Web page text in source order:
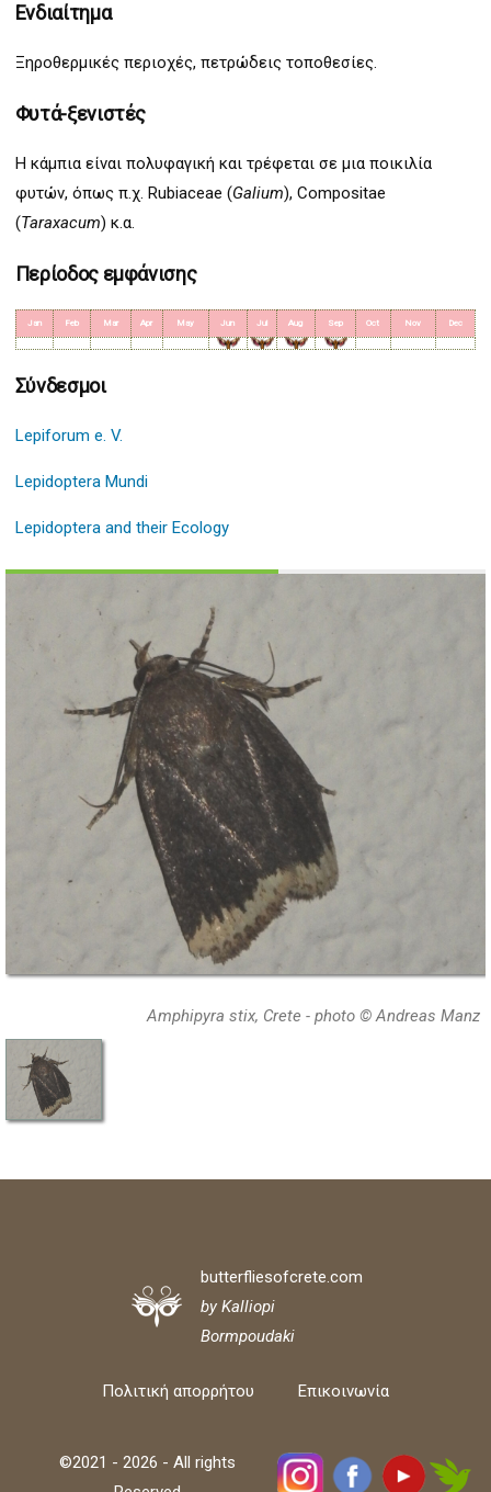
Ενδιαίτημα
Ξηροθερμικές περιοχές, πετρώδεις τοποθεσίες.
Φυτά-ξενιστές
Η κάμπια είναι πολυφαγική και τρέφεται σε μια ποικιλία
φυτών, όπως π.χ. Rubiaceae (Galium), Compositae
(Taraxacum) κ.α.
Περίοδος εμφάνισης
Jan Feb Mar Apr May Jun Jul Aug Sep Oct Nov Dec
Σύνδεσμοι
Lepiforum e. V.
Lepidoptera Mundi
Lepidoptera and their Ecology
Amphipyra stix, Crete - photo © Andreas Manz
butterfliesofcrete.com
by Kalliopi
Bormpoudaki
Πολιτική απορρήτου Επικοινωνία
©2021 - 2026 - All rights